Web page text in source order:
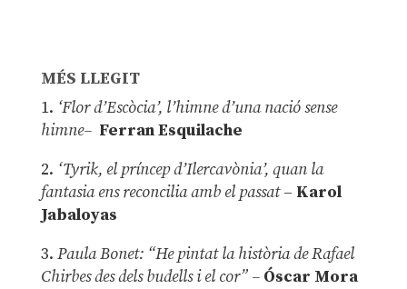
MÉS LLEGIT
1. ‘Flor d’Escòcia’, l’himne d’una nació sense
himne– Ferran Esquilache
2. ‘Tyrik, el príncep d’Ilercavònia’, quan la
fantasia ens reconcilia amb el passat– Karol
Jabaloyas
3. Paula Bonet: “He pintat la història de Rafael
Chirbes des dels budells i el cor” –Óscar Mora